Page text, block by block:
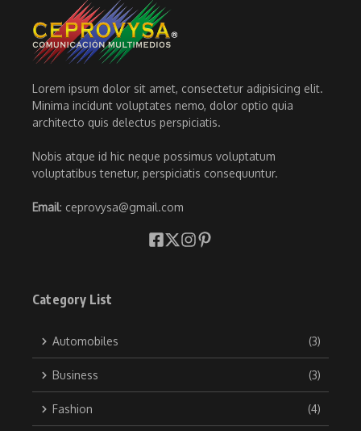
Lorem ipsum dolor sit amet, consectetur adipisicing elit.
Minima incidunt voluptates nemo, dolor optio quia
architecto quis delectus perspiciatis.
Nobis atque id hic neque possimus voluptatum
voluptatibus tenetur, perspiciatis consequuntur.
Email: ceprovysa@gmail.com
Category List
Automobiles (3)
Business (3)
Fashion (4)